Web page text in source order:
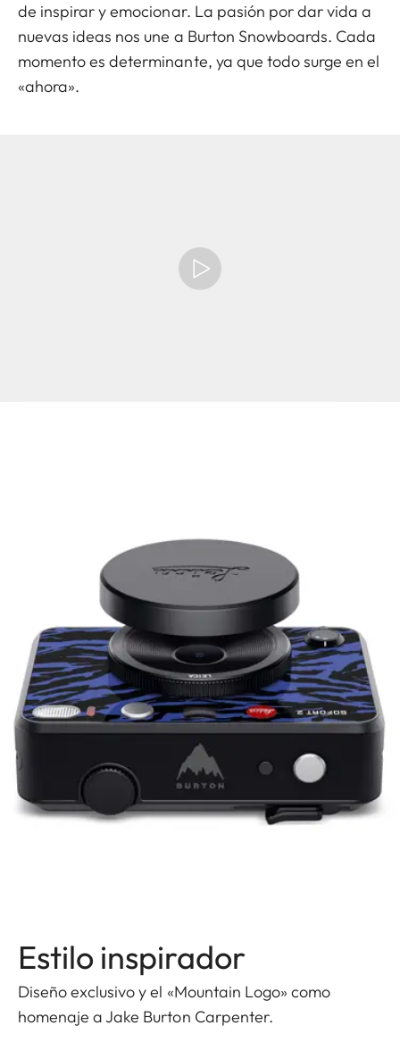
de inspirar y emocionar. La pasión por dar vida a
nuevas ideas nos une a Burton Snowboards. Cada
momento es determinante, ya que todo surge en el
«ahora».
Estilo inspirador
Diseño exclusivo y el «Mountain Logo» como
homenaje a Jake Burton Carpenter.